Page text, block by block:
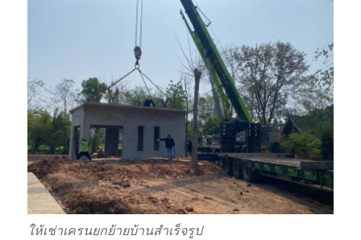
ให้เช่าเครนยกย้ายบ้านสำเร็จรูป